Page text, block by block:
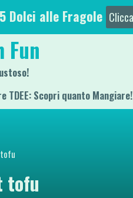
Dolci alle Fragole
Fun
TDEE: Scopri quanto Mangiare!
tofu